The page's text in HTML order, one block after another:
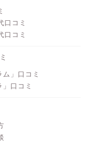
口コミ
口コミ
」口コミ
口コミ